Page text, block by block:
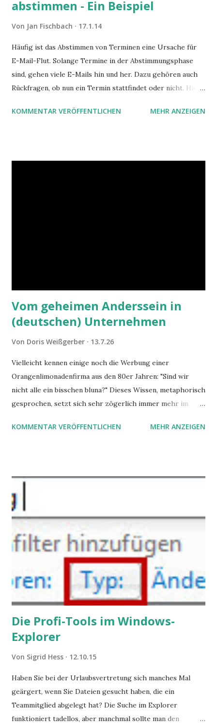
a
v
e
ö
f
f
n
h
abstimmen - Ein Beispiel
Von Jan Fischbach 17.1.14
Häufig ist das Abstimmen von Terminen eine Ursache für
E-Mail-Flut. Solange Termine in der Abstimmungsphase
sind, gehen viele E-Mails hin und her. Dazu gehören auch
Rückfragen, ob nun ein Termin stattfindet oder nicht. Hier
Hilfe von Outlook.
KOMMENTAR VERÖFFENTLICHEN MEHR ANZEIGEN
Vom geheimen Anderssein in
(deutschen) Unternehmen
Von Doris Weißgerber 13.7.26
Vielleicht kennen einige noch die Werbung einer
Orangenlimonadenfirma aus den 80er Jahren: "Sind wir
nicht alle ein bisschen bluna?" Dieses Wissen, metaphorisch
gesprochen, setzt sich sehr zögerlich immer mehr im
gleich. Im Arbeitskontext kann es zu nicht verstandenen
Angstzuständen ihrer Mitglieder. Dafür könnte es Gründe
geben, die weitgehend noch im Dunkeln zu liegen scheinen.
KOMMENTAR VERÖFFENTLICHEN MEHR ANZEIGEN
Die Profi-Tools im Windows-
Explorer
Von Sigrid Hess 12.10.15
Haben Sie bei der Urlaubsvertretung sich manches Mal
geärgert, wenn Sie Dateien gesucht haben, die ein
Teammitglied abgelegt hat? Die Suche im Explorer
funktioniert tadellos, aber manchmal sollte man den